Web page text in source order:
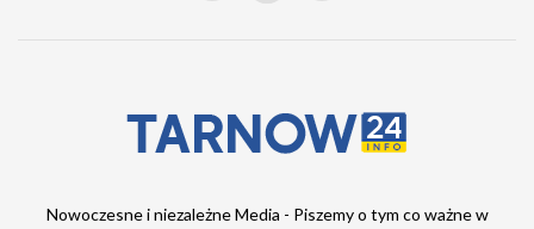
Nowoczesne i niezależne Media - Piszemy o tym co ważne w